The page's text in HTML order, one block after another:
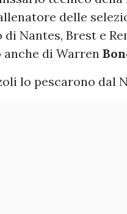
delle
Nantes, Brest e
di Warren
lo pescarono dal